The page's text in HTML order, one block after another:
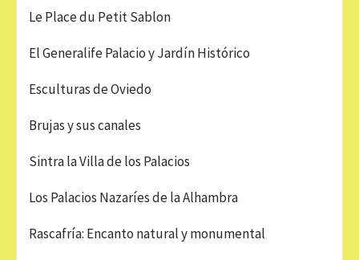
Le Place du Petit Sablon
El Generalife Palacio y Jardín Histórico
Esculturas de Oviedo
Brujas y sus canales
Sintra la Villa de los Palacios
Los Palacios Nazaríes de la Alhambra
Rascafría: Encanto natural y monumental